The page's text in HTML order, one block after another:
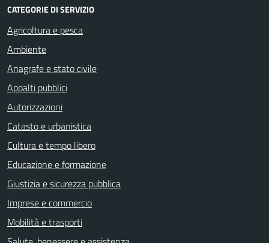
CATEGORIE DI SERVIZIO
Agricoltura e pesca
Ambiente
Anagrafe e stato civile
Appalti pubblici
Autorizzazioni
Catasto e urbanistica
Cultura e tempo libero
Educazione e formazione
Giustizia e sicurezza pubblica
Imprese e commercio
Mobilità e trasporti